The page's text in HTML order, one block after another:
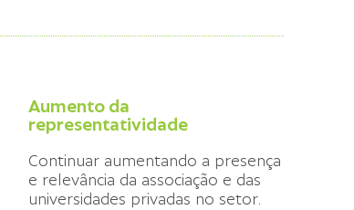
Aumento da
representatividade
Continuar aumentando a presença
e relevância da associação e das
universidades privadas no setor.